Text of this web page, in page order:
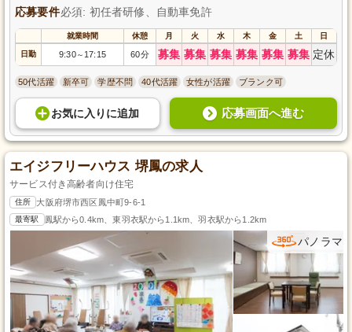
応募要件必須: 初任者研修、自動車免許
就業時間 休憩 月 火 水 木 金 土 日
日勤 9:30～ 17:15 60分 募集 募集 募集 募集 募集 募集 定休
50代活躍 新卒可 学歴不問 40代活躍 女性が活躍 ブランク可
お気に入り に追加 応募画面へ進む
エイジフリーハウス 堺鳳の求人
サービス付き高齢者向け住宅
住所 大阪府堺市西区鳳中町9-6-1
最寄駅 鳳駅から0.4km、東羽衣駅から1.1km、羽衣駅から1.2km
パノラマ